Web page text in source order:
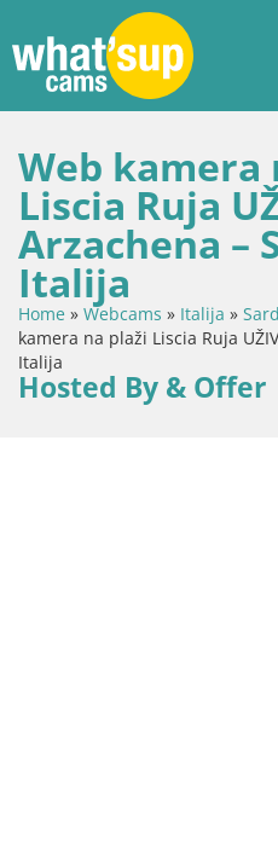
Web kamera
Liscia Ruja
Arzachena –
Italija
Home » Webcams » Italija »
kamera na plaži Liscia Ruja
Italija
Hosted By & Offer